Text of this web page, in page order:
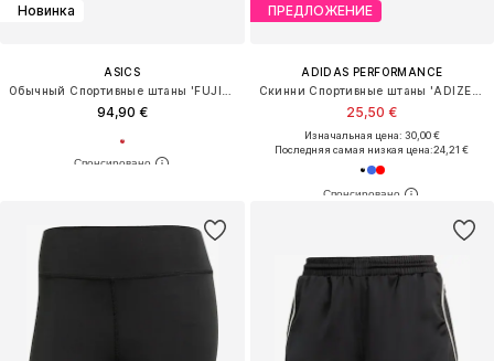
Новинка
ASICS
94,90 €
ПРЕДЛОЖЕНИЕ
ADIDAS PERFORMANCE
25,50 €
Изначальная цена: 30,00 €
Последняя самая низкая цена:24,21 €